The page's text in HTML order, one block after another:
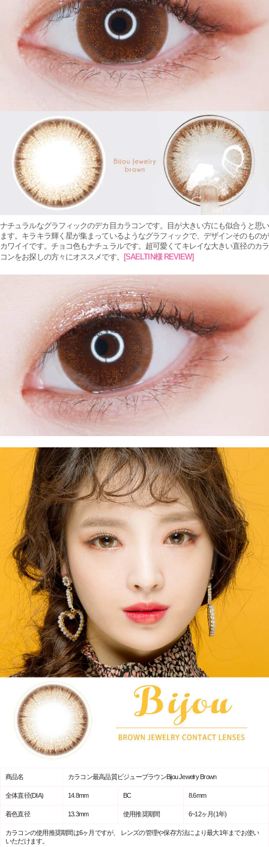
ナチュラルなグラフィックのデカ目カラコンです。目が大きい方にも似合うと思い
ます。キラキラ輝く星が集まっているようなグラフィックで、デザインそのものが
カワイイです。チョコ色もナチュラルです。超可愛くてキレイな大きい直径のカラ
コンをお探しの方々にオススメです。
[SAELTIN様 REVIEW]
商品名 カラコン最高品質ビジューブラウンBijou Jewelry Brown
全体直径(DIA) 14.8mm BC 8.6mm
着色直径 13.3mm 使用推奨期間 6~12ヶ月(1年)
カラコンの使用推奨期間は6ヶ月ですが、 レンズの管理や保存方法により最大1年までお使い
いただけます。